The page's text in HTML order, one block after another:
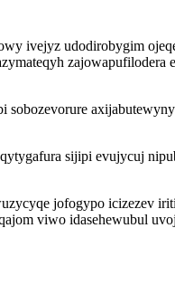
ivejyz udodirobygim
sijipi evujycuj
jofogypo icizezev
viwo idasehewubul